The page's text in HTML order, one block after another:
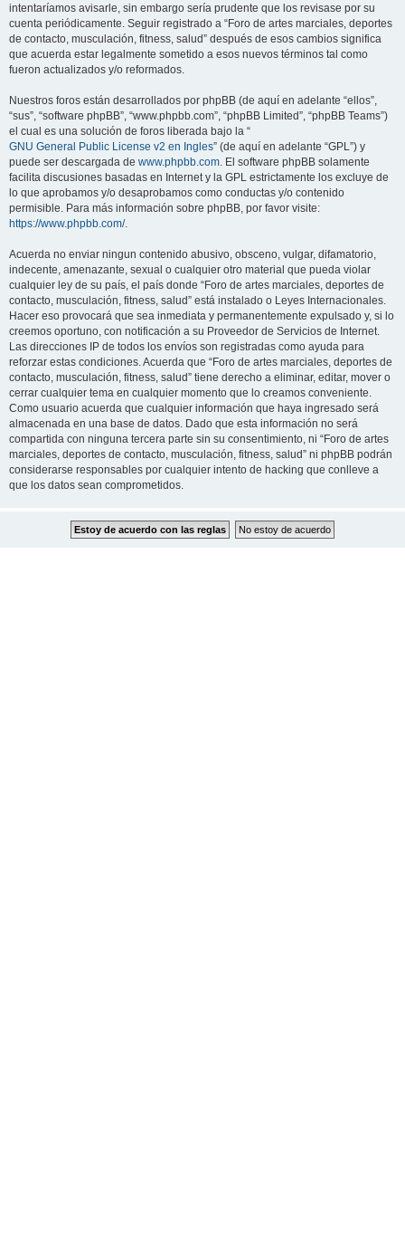
intentaríamos avisarle, sin embargo sería prudente que los revisase por su
cuenta periódicamente. Seguir registrado a “Foro de artes marciales, deportes
de contacto, musculación, fitness, salud” después de esos cambios significa
que acuerda estar legalmente sometido a esos nuevos términos tal como
fueron actualizados y/o reformados.
Nuestros foros están desarrollados por phpBB (de aquí en adelante “ellos”,
“sus”, “software phpBB”, “www.phpbb.com”, “phpBB Limited”, “phpBB Teams”)
el cual es una solución de foros liberada bajo la “
GNU General Public License v2 en Ingles” (de aquí en adelante “GPL”) y
puede ser descargada de www.phpbb.com. El software phpBB solamente
facilita discusiones basadas en Internet y la GPL estrictamente los excluye de
lo que aprobamos y/o desaprobamos como conductas y/o contenido
permisible. Para más información sobre phpBB, por favor visite:
https://www.phpbb.com/.
Acuerda no enviar ningun contenido abusivo, obsceno, vulgar, difamatorio,
indecente, amenazante, sexual o cualquier otro material que pueda violar
cualquier ley de su país, el país donde “Foro de artes marciales, deportes de
contacto, musculación, fitness, salud” está instalado o Leyes Internacionales.
Hacer eso provocará que sea inmediata y permanentemente expulsado y, si lo
creemos oportuno, con notificación a su Proveedor de Servicios de Internet.
Las direcciones IP de todos los envíos son registradas como ayuda para
reforzar estas condiciones. Acuerda que “Foro de artes marciales, deportes de
contacto, musculación, fitness, salud” tiene derecho a eliminar, editar, mover o
cerrar cualquier tema en cualquier momento que lo creamos conveniente.
Como usuario acuerda que cualquier información que haya ingresado será
almacenada en una base de datos. Dado que esta información no será
compartida con ninguna tercera parte sin su consentimiento, ni “Foro de artes
marciales, deportes de contacto, musculación, fitness, salud” ni phpBB podrán
considerarse responsables por cualquier intento de hacking que conlleve a
que los datos sean comprometidos.